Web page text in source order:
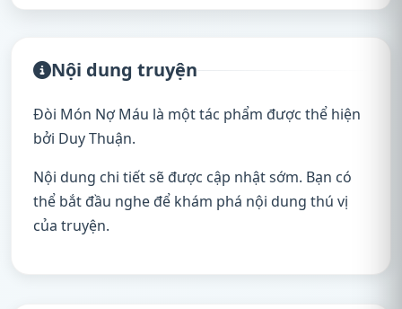
Nội dung truyện
Đòi Món Nợ Máu là một tác phẩm được thể hiện
bởi Duy Thuận.
Nội dung chi tiết sẽ được cập nhật sớm. Bạn có
thể bắt đầu nghe để khám phá nội dung thú vị
của truyện.